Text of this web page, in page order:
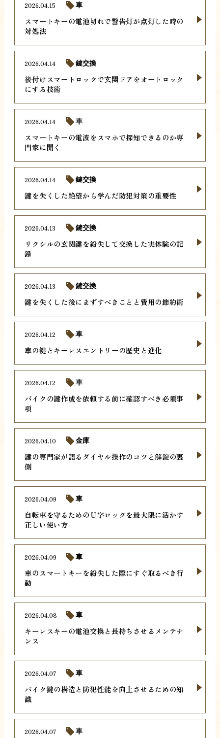
スマートキーの電池切れで警告灯が点灯した時の
対処法
2026.04.15 車
後付けスマートロックで玄関ドアをオートロック
にする技術
2026.04.14 鍵交換
スマートキーの電波をスマホで探知できるのか専
門家に聞く
2026.04.14 車
鍵を失くした絶望から学んだ防犯対策の重要性
2026.04.14 鍵交換
リクシルの玄関鍵を紛失して交換した実体験の記
録
2026.04.13 鍵交換
鍵を失くした後にまずすべきことと費用の節約術
2026.04.13 鍵交換
車の鍵とキーレスエントリーの歴史と進化
2026.04.12 車
バイクの鍵作成を依頼する前に確認すべき必須事
項
2026.04.12 車
鍵の専門家が語るダイヤル操作のコツと解錠の裏
側
2026.04.10 金庫
自転車を守るためのＵ字ロックを最大限に活かす
正しい使い方
2026.04.09 車
車のスマートキーを紛失した際にすぐ取るべき行
動
2026.04.09 車
キーレスキーの電池交換と長持ちさせるメンテナ
ンス
2026.04.08 車
バイク鍵の構造と防犯性能を向上させるための知
識
2026.04.07 車
2026.04.07 車